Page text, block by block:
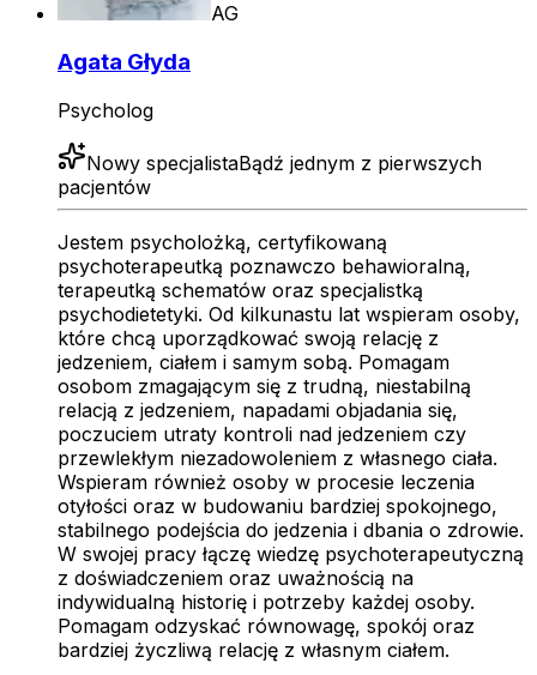
AG
Agata Głyda
Psycholog
Nowy specjalistaBądź jednym z pierwszych
pacjentów
Jestem psycholożką, certyfikowaną
psychoterapeutką poznawczo behawioralną,
terapeutką schematów oraz specjalistką
psychodietetyki. Od kilkunastu lat wspieram osoby,
które chcą uporządkować swoją relację z
jedzeniem, ciałem i samym sobą. Pomagam
osobom zmagającym się z trudną, niestabilną
relacją z jedzeniem, napadami objadania się,
poczuciem utraty kontroli nad jedzeniem czy
przewlekłym niezadowoleniem z własnego ciała.
Wspieram również osoby w procesie leczenia
otyłości oraz w budowaniu bardziej spokojnego,
stabilnego podejścia do jedzenia i dbania o zdrowie.
W swojej pracy łączę wiedzę psychoterapeutyczną
z doświadczeniem oraz uważnością na
indywidualną historię i potrzeby każdej osoby.
Pomagam odzyskać równowagę, spokój oraz
bardziej życzliwą relację z własnym ciałem.